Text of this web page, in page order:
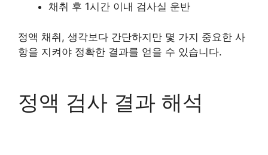
채취 후 1시간 이내 검사실 운반
정액 채취, 생각보다 간단하지만 몇 가지 중요한 사
항을 지켜야 정확한 결과를 얻을 수 있습니다.
정액 검사 결과 해석